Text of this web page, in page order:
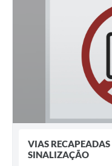
VIAS RECAPEADAS
SINALIZAÇÃO